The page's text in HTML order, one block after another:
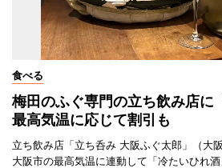
食べる
梅田のふぐ専門の立ち飲み店
最高気温に応じて割引も
立ち飲み店「立ち呑み 大阪ふぐ太郎」（大
大阪市の最高気温に連動して「冷たいひれ